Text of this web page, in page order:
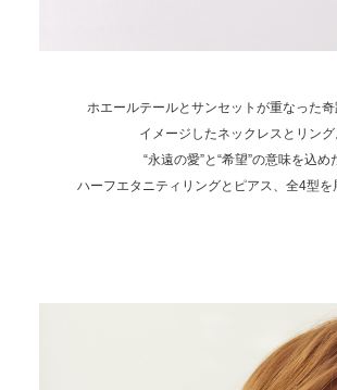
ホエールテールとサンセットが重なった
イメージしたネックレスとリング
“永遠の愛”と“希望”の意味を込め
ハーフエタニティリングとピアス、全4型を